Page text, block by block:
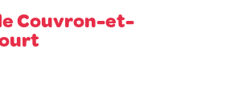
Couvron-et-